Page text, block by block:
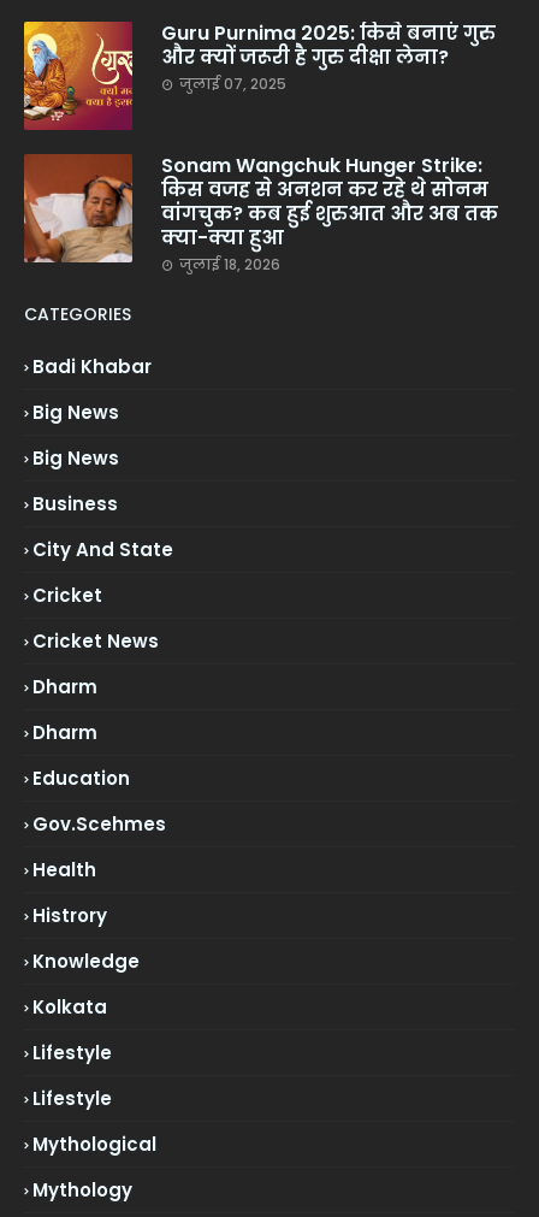
Guru Purnima 2025: किसे बनाएं गुरु
और क्यों जरूरी है गुरु दीक्षा लेना?
जुलाई 07, 2025
Sonam Wangchuk Hunger Strike:
किस वजह से अनशन कर रहे थे सोनम
वांगचुक? कब हुई शुरुआत और अब तक
क्या-क्या हुआ
जुलाई 18, 2026
CATEGORIES
Badi Khabar
Big News
Big News
Business
City And State
Cricket
Cricket News
Dharm
Dharm
Education
Gov.scehmes
Health
Histrory
Knowledge
Kolkata
Lifestyle
Lifestyle
Mythological
Mythology